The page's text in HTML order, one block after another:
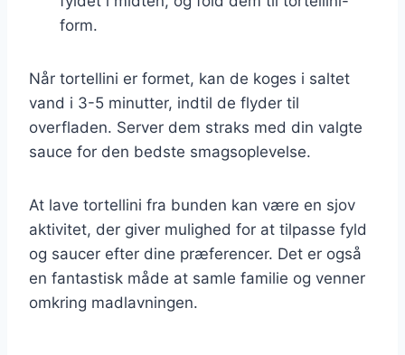
form.
Når tortellini er formet, kan de koges i saltet
vand i 3-5 minutter, indtil de flyder til
overfladen. Server dem straks med din valgte
sauce for den bedste smagsoplevelse.
At lave tortellini fra bunden kan være en sjov
aktivitet, der giver mulighed for at tilpasse fyld
og saucer efter dine præferencer. Det er også
en fantastisk måde at samle familie og venner
omkring madlavningen.